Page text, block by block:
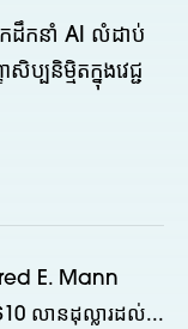
កដឹកនាំ AI លំដាប់
និម្មិតក្នុងវេជ្ជ
E. Mann
លានដុល្លារដល់...